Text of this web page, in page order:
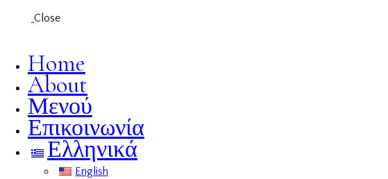
Close
Home
About
Μενού
Επικοινωνία
Ελληνικά
English